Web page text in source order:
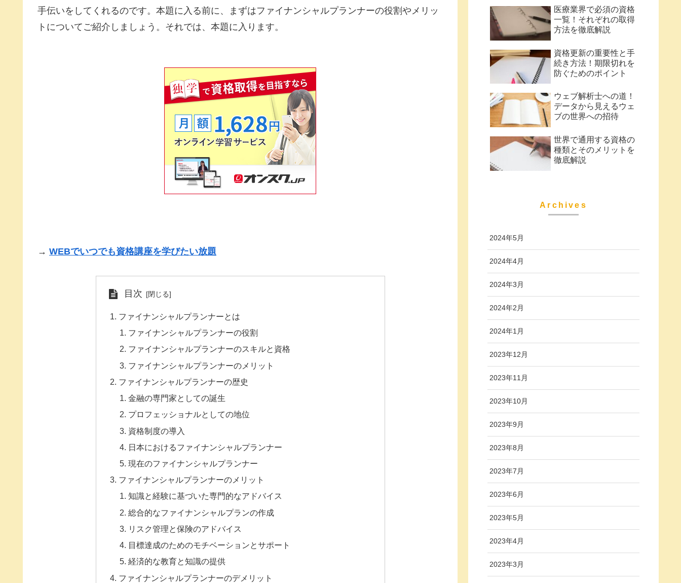
手伝いをしてくれるのです。本題に入る前に、まずはファイナンシャルプランナーの役割やメリッ
トについてご紹介しましょう。それでは、本題に入ります。
→ WEBでいつでも資格講座を学びたい放題
目次
ファイナンシャルプランナーとは
ファイナンシャルプランナーの役割
ファイナンシャルプランナーのスキルと資格
ファイナンシャルプランナーのメリット
ファイナンシャルプランナーの歴史
金融の専門家としての誕生
プロフェッショナルとしての地位
資格制度の導入
日本におけるファイナンシャルプランナー
現在のファイナンシャルプランナー
ファイナンシャルプランナーのメリット
知識と経験に基づいた専門的なアドバイス
総合的なファイナンシャルプランの作成
リスク管理と保険のアドバイス
目標達成のためのモチベーションとサポート
経済的な教育と知識の提供
ファイナンシャルプランナーのデメリット
医療業界で必須の資格
一覧！それぞれの取得
方法を徹底解説
資格更新の重要性と手
続き方法！期限切れを
防ぐためのポイント
ウェブ解析士への道！
データから見えるウェ
ブの世界への招待
世界で通用する資格の
種類とそのメリットを
徹底解説
Archives
2024年5月
2024年4月
2024年3月
2024年2月
2024年1月
2023年12月
2023年11月
2023年10月
2023年9月
2023年8月
2023年7月
2023年6月
2023年5月
2023年4月
2023年3月